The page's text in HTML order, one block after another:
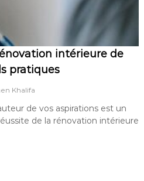
intérieure de
pratiques
Khalifa
de vos aspirations est un
de la rénovation intérieure